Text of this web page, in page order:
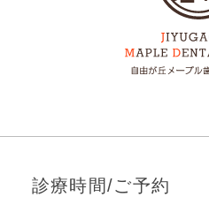
診療時間/ご予約